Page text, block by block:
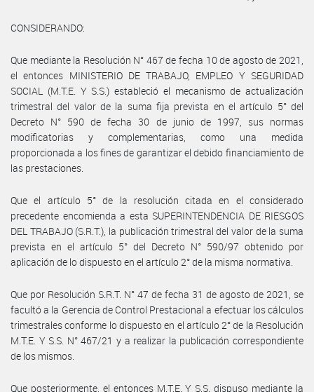
CONSIDERANDO:
Que mediante la Resolución N° 467 de fecha 10 de agosto de 2021,
el entonces MINISTERIO DE TRABAJO, EMPLEO Y SEGURIDAD
SOCIAL (M.T.E. Y S.S.) estableció el mecanismo de actualización
trimestral del valor de la suma fija prevista en el artículo 5° del
Decreto N° 590 de fecha 30 de junio de 1997, sus normas
modificatorias y complementarias, como una medida
proporcionada a los fines de garantizar el debido financiamiento de
las prestaciones.
Que el artículo 5° de la resolución citada en el considerado
precedente encomienda a esta SUPERINTENDENCIA DE RIESGOS
DEL TRABAJO (S.R.T.), la publicación trimestral del valor de la suma
prevista en el artículo 5° del Decreto N° 590/97 obtenido por
aplicación de lo dispuesto en el artículo 2° de la misma normativa.
Que por Resolución S.R.T. N° 47 de fecha 31 de agosto de 2021, se
facultó a la Gerencia de Control Prestacional a efectuar los cálculos
trimestrales conforme lo dispuesto en el artículo 2° de la Resolución
M.T.E. Y S.S. N° 467/21 y a realizar la publicación correspondiente
de los mismos.
Que posteriormente, el entonces M.T.E. Y S.S. dispuso mediante la